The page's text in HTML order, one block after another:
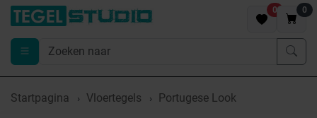
0 0
Startpagina Vloertegels Portugese Look